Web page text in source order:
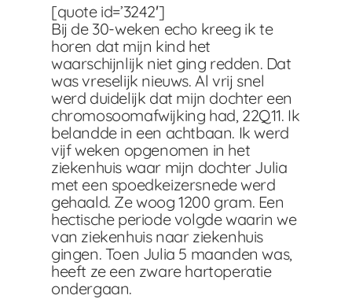
[quote id=’3242′]
Bij de 30-weken echo kreeg ik te
horen dat mijn kind het
waarschijnlijk niet ging redden. Dat
was vreselijk nieuws. Al vrij snel
werd duidelijk dat mijn dochter een
chromosoomafwijking had, 22Q11. Ik
belandde in een achtbaan. Ik werd
vijf weken opgenomen in het
ziekenhuis waar mijn dochter Julia
met een spoedkeizersnede werd
gehaald. Ze woog 1200 gram. Een
hectische periode volgde waarin we
van ziekenhuis naar ziekenhuis
gingen. Toen Julia 5 maanden was,
heeft ze een zware hartoperatie
ondergaan.